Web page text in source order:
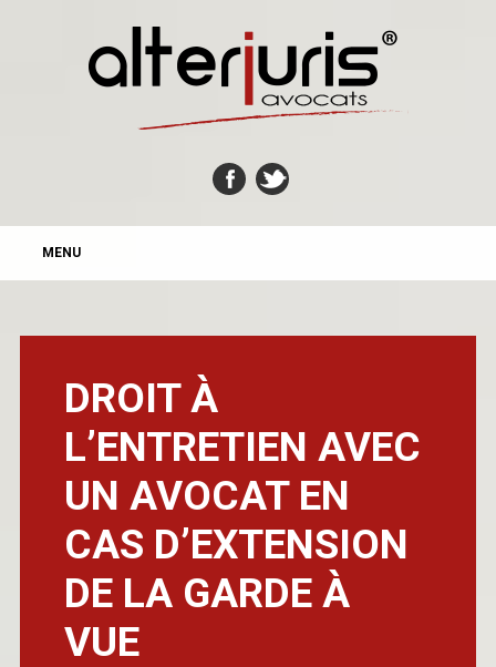
MAIN MENU
MENU
DROIT À
L’ENTRETIEN AVEC
UN AVOCAT EN
CAS D’EXTENSION
DE LA GARDE À
VUE